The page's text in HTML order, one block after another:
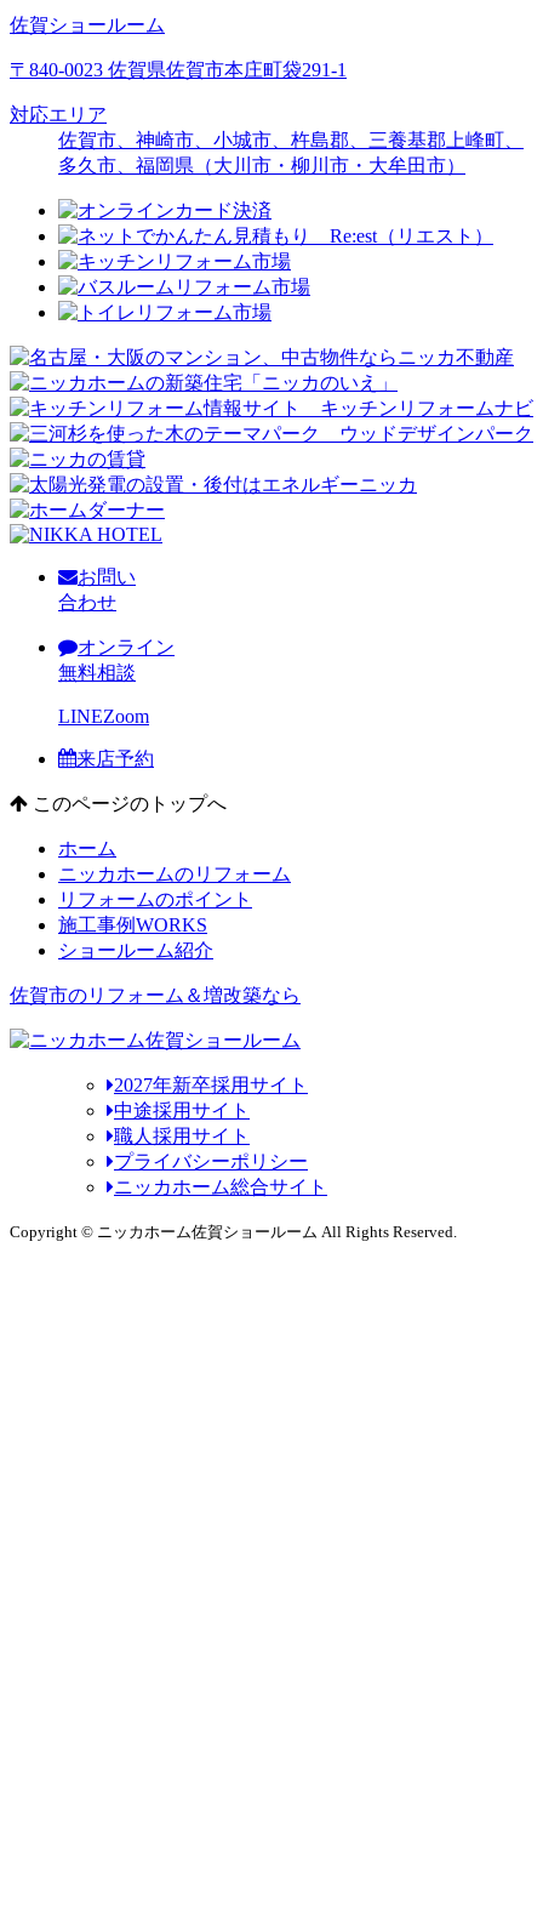
佐賀ショールーム
〒840-0023 佐賀県佐賀市本庄町袋291-1
対応エリア
佐賀市、神崎市、小城市、杵島郡、三養基郡上峰町、
多久市、福岡県（大川市・柳川市・大牟田市）
お問い
合わせ
オンライン
無料相談
LINEZoom
来店予約
このページのトップへ
ホーム
ニッカホームのリフォーム
リフォームのポイント
施工事例WORKS
ショールーム紹介
佐賀市のリフォーム＆増改築なら
2027年新卒採用サイト
中途採用サイト
職人採用サイト
プライバシーポリシー
ニッカホーム総合サイト
Copyright © ニッカホーム佐賀ショールーム All Rights Reserved.